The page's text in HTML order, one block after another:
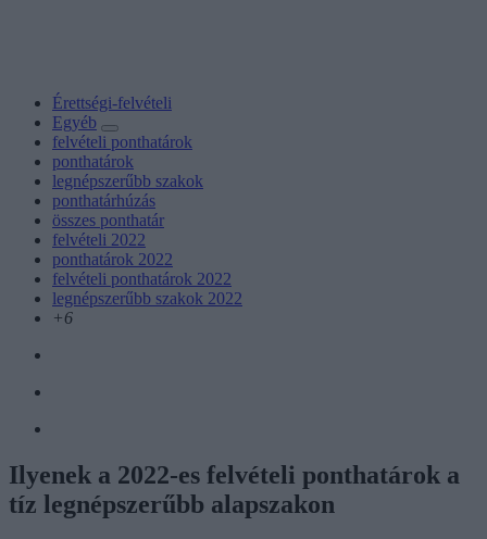
Érettségi-felvételi
Egyéb
felvételi ponthatárok
ponthatárok
legnépszerűbb szakok
ponthatárhúzás
összes ponthatár
felvételi 2022
ponthatárok 2022
felvételi ponthatárok 2022
legnépszerűbb szakok 2022
+6
Ilyenek a 2022-es felvételi ponthatárok a
tíz legnépszerűbb alapszakon